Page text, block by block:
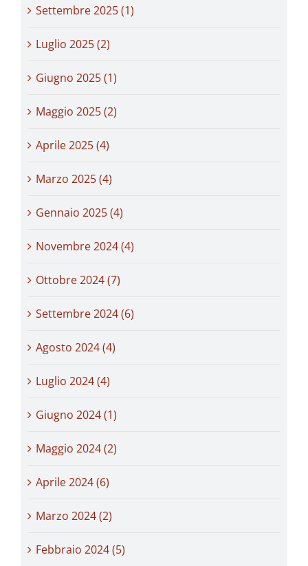
Settembre 2025 (1)
Luglio 2025 (2)
Giugno 2025 (1)
Maggio 2025 (2)
Aprile 2025 (4)
Marzo 2025 (4)
Gennaio 2025 (4)
Novembre 2024 (4)
Ottobre 2024 (7)
Settembre 2024 (6)
Agosto 2024 (4)
Luglio 2024 (4)
Giugno 2024 (1)
Maggio 2024 (2)
Aprile 2024 (6)
Marzo 2024 (2)
Febbraio 2024 (5)